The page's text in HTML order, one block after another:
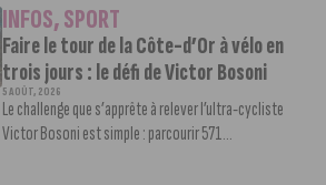
INFOS,SPORT
Faire le tour de la Côte-d’Or à vélo en
trois jours : le défi de Victor Bosoni
5 AOÛT, 2026
Le challenge que s’apprête à relever l’ultra-cycliste
Victor Bosoni est simple : parcourir 571...